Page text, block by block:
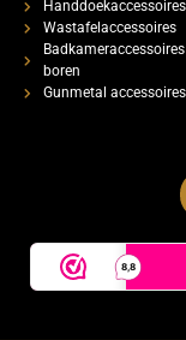
Handdoekaccessoires
Wastafelaccessoires
boren
Gunmetal accessoires